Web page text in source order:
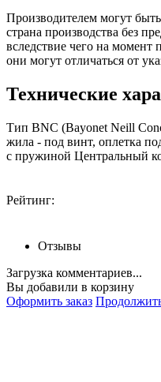
Производителем могут
страна производства без
вследствие чего на момент
они могут отличаться от
Технические
Тип BNC (Bayonet Neill
жила - под винт, оплетка
с пружиной Центральный
Рейтинг:
Отзывы
Загрузка комментариев...
Вы добавили в корзину
Оформить заказ